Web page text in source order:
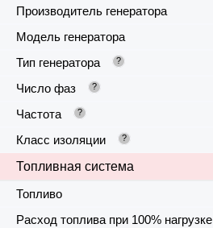
Производитель генератора
Модель генератора
Тип генератора ?
Число фаз ?
Частота ?
Класс изоляции ?
Топливная система
Топливо
Расход топлива при 100% нагрузке